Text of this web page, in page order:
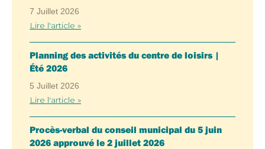
7 Juillet 2026
Lire l'article »
Planning des activités du centre de loisirs |
Été 2026
5 Juillet 2026
Lire l'article »
Procès-verbal du conseil municipal du 5 juin
2026 approuvé le 2 juillet 2026